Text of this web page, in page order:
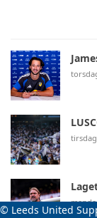
© Leeds United